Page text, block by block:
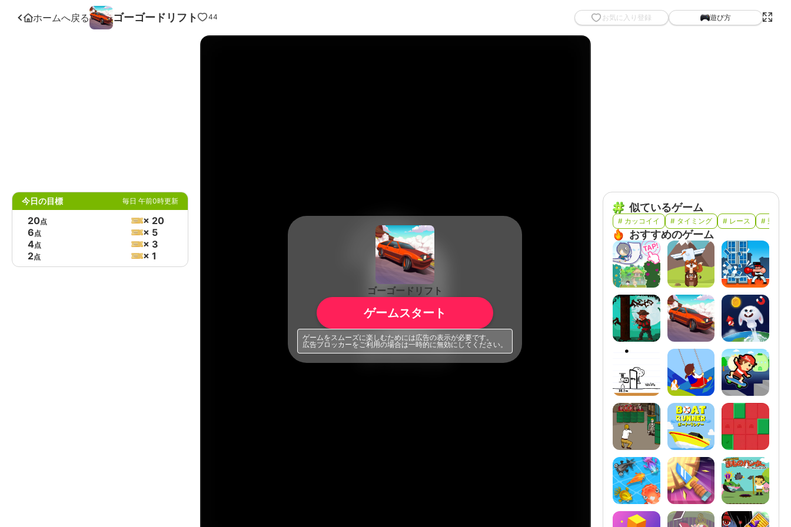
ホームへ戻る ゴーゴードリフト 44 お気に入り登録 遊び方
今日の目標 毎日 午前0時更新
20点
× 20
6点
× 5
4点
× 3
2点 × 1
ゴーゴードリフト
ゲームスタート
ゲームをスムーズに楽しむためには広告の表示が必要です。
広告ブロッカーをご利用の場合は一時的に無効にしてください。
似ているゲーム
# カッコイイ # タイミング # レース # 乗り物
おすすめのゲーム